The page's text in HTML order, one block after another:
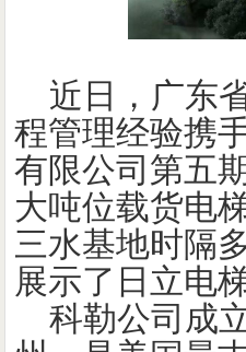
近日，广东
程管理经验携
有限公司第五
大吨位载货电
三水基地时隔
展示了日立电
科勒公司成